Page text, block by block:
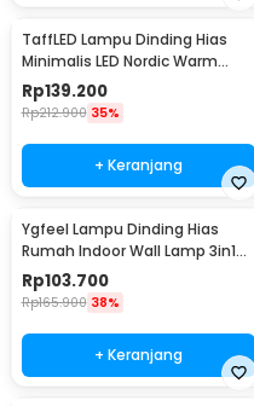
TaffLED Lampu Dinding Hias
Minimalis LED Nordic Warm
White E27 12W - G9
Rp139.200
Rp212.900 35%
+ Keranjang
Ygfeel Lampu Dinding Hias
Rumah Indoor Wall Lamp 3in1
Color - JS-QD407
Rp103.700
Rp165.900 38%
+ Keranjang